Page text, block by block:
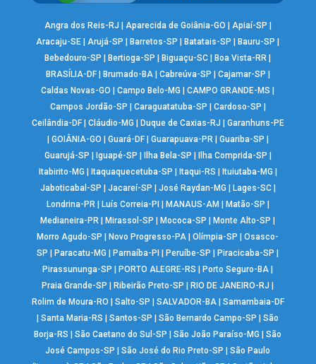
Angra dos Reis-RJ Aparecida de Goiânia-GO Apiaí-SP
Aracaju-SE |Arujá-SP Barretos-SP Batatais-SP Bauru-SP
Bebedouro-SP
Bertioga-SP Biguaçu-SC Boa Vista-RR
BRASÍLIA-DF| Brumado-BA| Cabreúva-SP Cajamar-SP
Caldas Novas-GO
|Campo Belo-MG |CAMPO GRANDE-MS
Campos Jordão-SP
Caraguatatuba-SP Cardoso-SP
Ceilândia-DF| Cláudio-MG Duque de Caxias-RJ
Garanhuns-PE
GOIÂNIA-GO Guará-DF| Guarapuava-PR| Guariba-SP
Guarujá-SP
Iguapé-SP Ilha Bela-SP Ilha Comprida-SP
Itabirito-MG
Itaquaquecetuba-SP Itaqui-RS Ituiutaba-MG
Jaboticabal-SP
Jacareí-SP José Raydan-MG Lages-SC|
Londrina-PR| Luís Correia-PI MANAUS-AM Matão-SP
Medianeira-PR
Mirassol-SP Mococa-SP Monte Alto-SP
Morro Agudo-SP
Novo Progresso-PA |Olímpia-SP |Osasco-
SP
Paracatu-MG Parnaíba-PI Peruíbe-SP Piracicaba-SP
Pirassununga-SP
PORTO ALEGRE-RS Porto Seguro-BA
Praia Grande-SP
Ribeirão Preto-SP RIO DE JANEIRO-RJ
Rolim de Moura-RO
Salto-SP SALVADOR-BA| Samambaia-DF
|Santa Maria-RS |Santos-SP |São Bernardo Campo-SP |São
Borja-RS
|São Caetano do Sul-SP |São João Paraíso-MG |São
José Campos-SP
|São José do Rio Preto-SP |São Paulo